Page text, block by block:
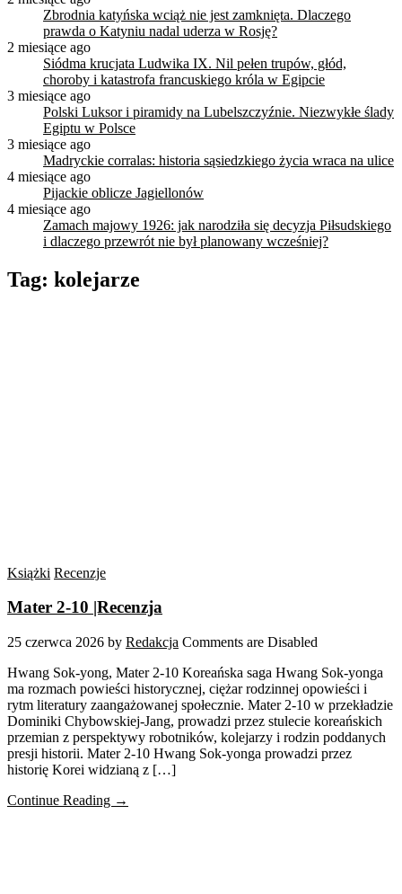
Zbrodnia katyńska wciąż nie jest zamknięta. Dlaczego
prawda o Katyniu nadal uderza w Rosję?
2 miesiące ago
Siódma krucjata Ludwika IX. Nil pełen trupów, głód,
choroby i katastrofa francuskiego króla w Egipcie
3 miesiące ago
Polski Luksor i piramidy na Lubelszczyźnie. Niezwykłe ślady
Egiptu w Polsce
3 miesiące ago
Madryckie corralas: historia sąsiedzkiego życia wraca na ulice
4 miesiące ago
Pijackie oblicze Jagiellonów
4 miesiące ago
Zamach majowy 1926: jak narodziła się decyzja Piłsudskiego
i dlaczego przewrót nie był planowany wcześniej?
Tag: kolejarze
Książki Recenzje
Mater 2-10 |Recenzja
25 czerwca 2026 by Redakcja Comments are Disabled
Hwang Sok-yong, Mater 2-10 Koreańska saga Hwang Sok-yonga
ma rozmach powieści historycznej, ciężar rodzinnej opowieści i
rytm literatury zaangażowanej społecznie. Mater 2-10 w przekładzie
Dominiki Chybowskiej-Jang, prowadzi przez stulecie koreańskich
przemian z perspektywy robotników, kolejarzy i rodzin poddanych
presji historii. Mater 2-10 Hwang Sok-yonga prowadzi przez
historię Korei widzianą z […]
Continue Reading →